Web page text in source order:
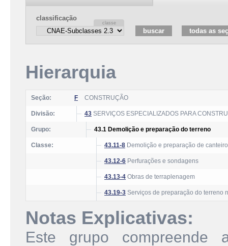
classificação
Hierarquia
Seção: F CONSTRUÇÃO
Divisão: 43 SERVIÇOS ESPECIALIZADOS PARA
Grupo: 43.1 Demolição e preparação do terreno
Classe: 43.11-8 Demolição e preparação de
43.12-6 Perfurações e sondagens
43.13-4 Obras de terraplenagem
43.19-3 Serviços de preparação do terreno
Notas Explicativas:
Este grupo compreende